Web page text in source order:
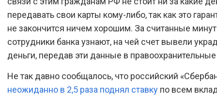
передавать свои карты кому-либо, так как это
не закончится ничем хорошим. За считанные
сотрудники банка узнают, на чей счет вывели
деньги, передав эти данные в
Не так давно сообщалось, что российский
неожиданно в 2,5 раза поднял ставку по всем